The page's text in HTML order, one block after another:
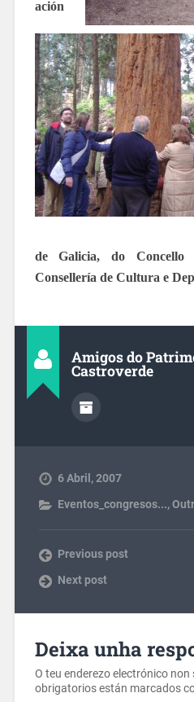
ación
de Galicia, do Concello
Consellería de Cultura e
Amigos do
Castroverde
6 Abril, 2007
Eventos_congresos...,
Previous post
Next post
Deixa unha
O teu enderezo electrónico non
obrigatorios están marcados